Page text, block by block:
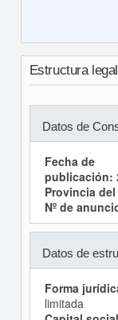
Estructura
Datos de
Fecha de
publicación:
Provincia
Nº de
Datos de
Forma
limitada